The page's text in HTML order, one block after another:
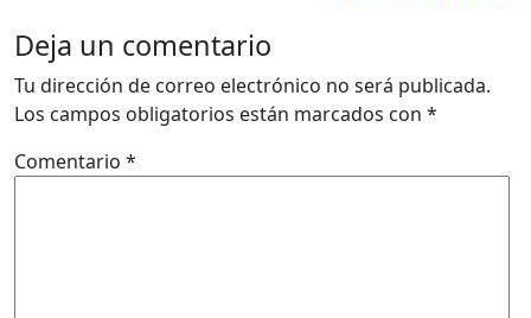
Deja un comentario
Tu dirección de correo electrónico no será publicada.
Los campos obligatorios están marcados con *
Comentario *